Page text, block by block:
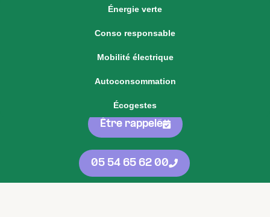
Énergie verte
Conso responsable
Mobilité électrique
Autoconsommation
Écogestes
Voir notre offre d'énergie fixe
05 54 65 62 00
Être rappelé
05 54 65 62 00